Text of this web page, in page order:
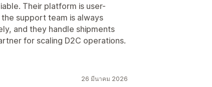
Their platform is user-
support team is always
and they handle shipments
for scaling D2C operations.
26 มีนาคม 2026